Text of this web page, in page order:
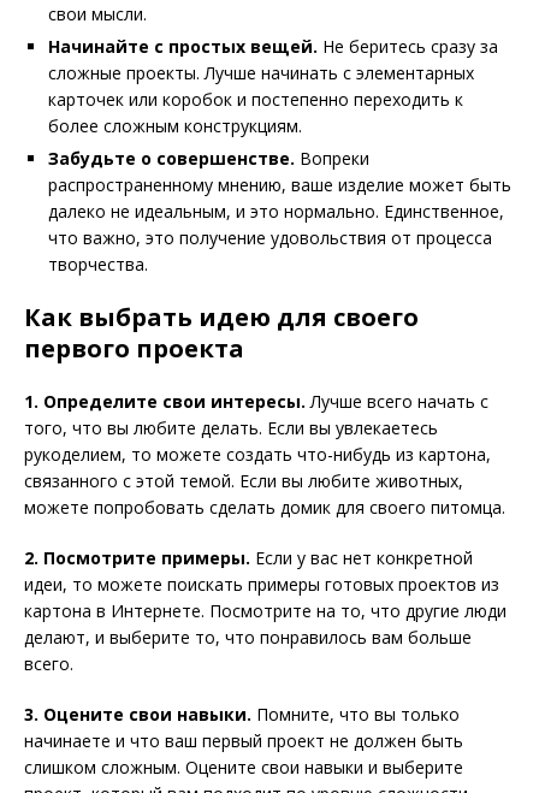
свои мысли.
Начинайте с простых вещей. Не беритесь сразу за
сложные проекты. Лучше начинать с элементарных
карточек или коробок и постепенно переходить к
более сложным конструкциям.
Забудьте о совершенстве. Вопреки
распространенному мнению, ваше изделие может быть
далеко не идеальным, и это нормально. Единственное,
что важно, это получение удовольствия от процесса
творчества.
Как выбрать идею для своего
первого проекта
1. Определите свои интересы. Лучше всего начать с
того, что вы любите делать. Если вы увлекаетесь
рукоделием, то можете создать что-нибудь из картона,
связанного с этой темой. Если вы любите животных,
можете попробовать сделать домик для своего питомца.
2. Посмотрите примеры. Если у вас нет конкретной
идеи, то можете поискать примеры готовых проектов из
картона в Интернете. Посмотрите на то, что другие люди
делают, и выберите то, что понравилось вам больше
всего.
3. Оцените свои навыки. Помните, что вы только
начинаете и что ваш первый проект не должен быть
слишком сложным. Оцените свои навыки и выберите